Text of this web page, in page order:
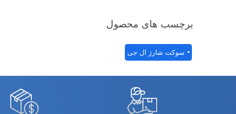
برچسب های محصول
سوکت شارژ ال جی